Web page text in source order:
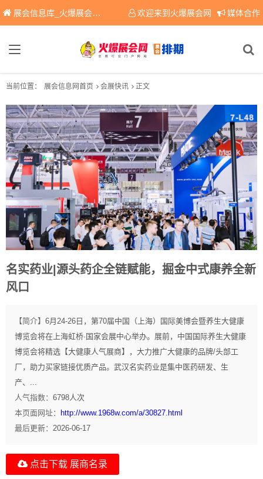
展会信息库_火爆展会网免费展会信息查询平台，提供专业会展服务！ 欢迎来到火爆展会网 媒体合作
当前位置： 展会信息网首页 会展快讯 正文
名实药业|源头药企全链赋能，掘金中式康养全新
风口
【简介】 6月24-26日，第70届中国（上海）国际美博会暨养生大健康
博览会将在上海虹桥·国家会展中心举办。展前，中国国际养生大健康
博览会将精选【大健康人气展商】，大力推广大健康的品牌/头部工
厂，助力买家链接优质产品。武汉名实药业是集中医药研发、生
产、...
人气指数： 6798人次
本页面网址：
http://www.1968w.com/a/30827.html
最后更新： 2026-06-17
点击下载 展商名录